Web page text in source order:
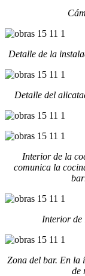
Detalle de la
Detalle del
Interior de la
comunica la
Interior de
Zona del bar. En la
de